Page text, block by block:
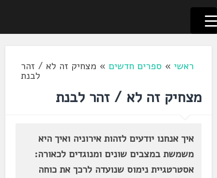
דלג
לתוכן
לשוניאדה
עברית. לשון. שפה
ראשי» ספרים חדשים » מצחיק זה לא / זהר
לבנת
מצחיק זה לא / זהר לבנת
איך אנחנו יודעים לזהות אירוניה ואיך היא
משמשת במצבים שונים ומנוגדים לכאורה:
אסטרטגיית נימוס שנועדה לרכך את כוחה